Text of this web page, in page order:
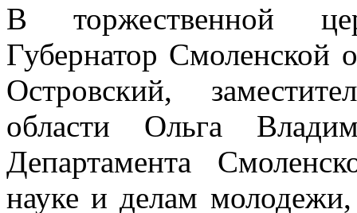
В торжественной
Губернатор Смоленской
Островский,
области Ольга
Департамента
науке и делам молодежи,